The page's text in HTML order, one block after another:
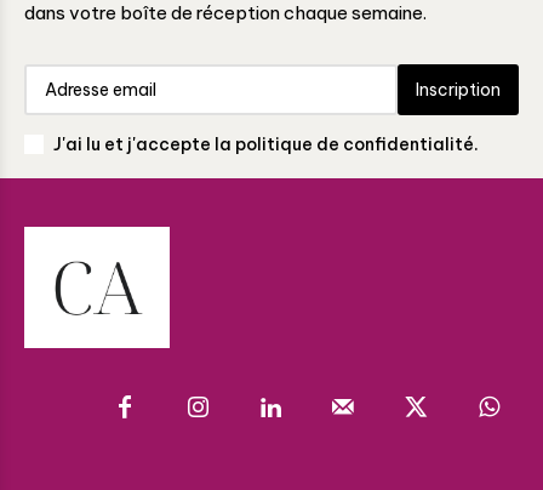
dans votre boîte de réception chaque semaine.
Inscription
J'ai lu et j'accepte la politique de confidentialité.